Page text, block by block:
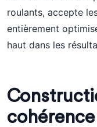
roulants, accepte
entièrement
haut dans les